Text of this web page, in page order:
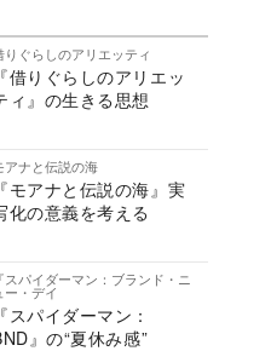
りぐらしのアリエッティ
『借りぐらしのアリエッ
ィ』の生きる思想
アナと伝説の海
『モアナと伝説の海』実
化の意義を考える
『スパイダーマン：ブランド・ニ
ー・デイ
『スパイダーマン：
』の“夏休み感”